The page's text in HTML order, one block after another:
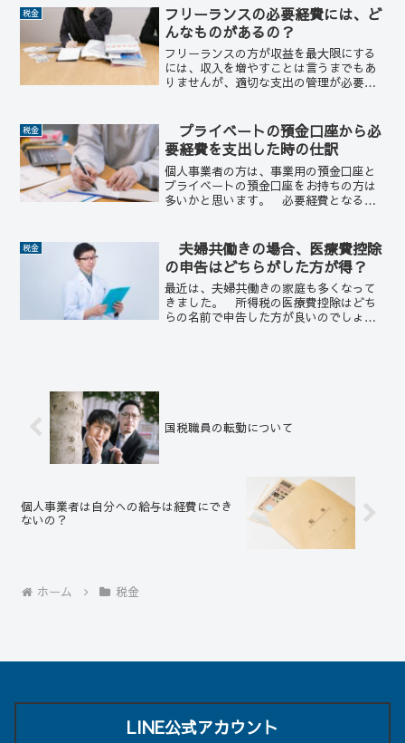
損」として法人の所得金額に反映されま
すが、個人事業者の場合は、...
税金
フリーランスの必要経費には、ど
んなものがあるの？
フリーランスの方が収益を最大限にする
には、収入を増やすことは言うまでもあ
りませんが、適切な支出の管理が必要で
あります。必要経費とは 必要経費と
は、フリーランスの方が仕事...
税金
プライベートの預金口座から必
要経費を支出した時の仕訳
個人事業者の方は、事業用の預金口座と
プライベートの預金口座をお持ちの方は
多いかと思います。 必要経費となる支
から支払うこともあるかと思います。
そのような時、どのように...
税金
夫婦共働きの場合、医療費控除
の申告はどちらがした方が得？
最近は、夫婦共働きの家庭も多くなって
きました。 所得税の医療費控除はどち
らの名前で申告した方が良いのでしょう
国税職員の転勤について
個人事業者は自分への給与は経費にでき
ないの？
ホーム 税金
LINE公式アカウント